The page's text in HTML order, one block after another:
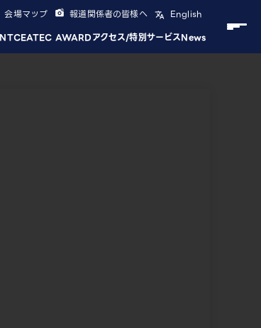
CEATEC AWARDアクセス/特別サービスNews
会場マップ 報道関係者の皆様へ English